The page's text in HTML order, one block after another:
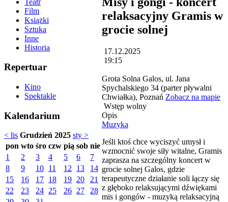
Film
Książki
Sztuka
Inne
Historia
Repertuar
Kino
Spektakle
Kalendarium
< lis Grudzień 2025 sty >
pon wto śro czw pią sob nie
1
2 3 4 5 6
7
8
9 10 11 12 13
14
15
16 17 18 19 20
21
22
23 24 25 26 27
28
relaksacyjny Gramis w
grocie solnej
17.12.2025
19:15
Grota Solna Galos, ul. Jana
Spychalskiego 34 (parter pływalni
Chwiałka), Poznań Zobacz na mapie
Wstęp wolny
Opis
Muzyka
Jeśli ktoś chce wyciszyć umysł i
wzmocnić swoje siły witalne, Gramis
zaprasza na szczególny koncert w
grocie solnej Galos, gdzie
terapeutyczne działanie soli łączy się
z głęboko relaksującymi dźwiękami
mis i gongów - muzyką relaksacyjną